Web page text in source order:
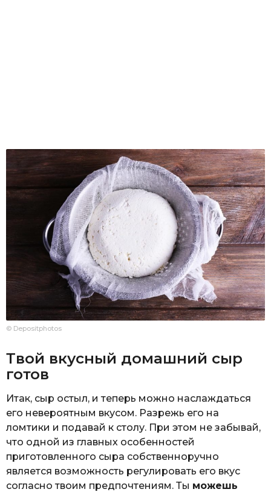
© Depositphotos
Твой вкусный домашний сыр
готов
Итак, сыр остыл, и теперь можно наслаждаться
его невероятным вкусом. Разрежь его на
ломтики и подавай к столу. При этом не забывай,
что одной из главных особенностей
приготовленного сыра собственноручно
является возможность регулировать его вкус
согласно твоим предпочтениям. Ты можешь